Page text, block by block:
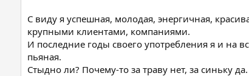
С виду я успешная, молодая, энергичная,
крупными клиентами, компаниями.
И последние годы своего употребления я и на
пьяная.
Стыдно ли? Почему-то за траву нет, за синьку да.